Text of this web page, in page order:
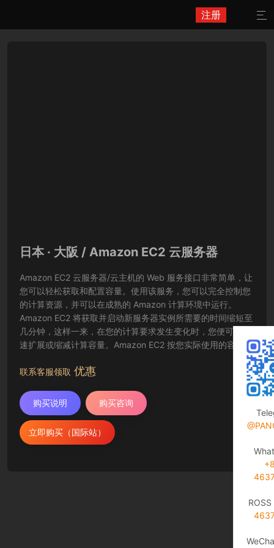
注册 
日本 · 大阪 / Amazon EC2 云服务器
Amazon EC2 云服务器/云主机的 Web 服务接口非常简单，让
您可以轻松获取和配置容量。使用该服务，您可以完全控制您
的计算资源，并可以在成熟的 Amazon 计算环境中运行。
Amazon EC2 将获取并启动新服务器实例所需要的时间缩短至
几分钟，这样一来，在您的计算要求发生变化时，您便可以快
速扩展或缩减计算容量。Amazon EC2 按您实际使用的容量收
费，改变了计算的成本结算方式。Amazon EC2 云服务器还为
开发人员提供了创建故障恢复应用程序以及排除常见故障情况
联系客服领取 优惠
购买说明 购买咨询
立即购买（国际站）